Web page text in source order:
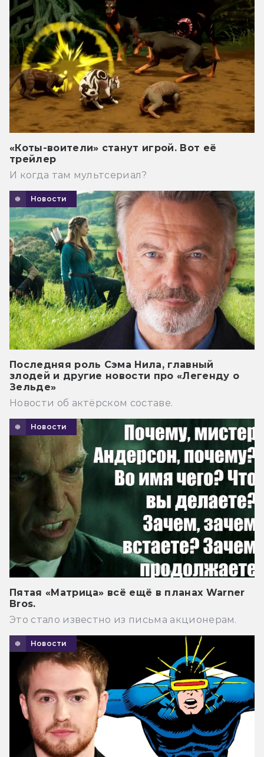
«Коты-воители» станут игрой. Вот её
трейлер
И когда там мультсериал?
Новости
Последняя роль Сэма Нила, главный
злодей и другие новости про «Легенду о
Зельде»
Новости об актёрском составе.
Новости
Пятая «Матрица» всё ещё в планах Warner
Bros.
Это стало известно из письма акционерам.
Новости